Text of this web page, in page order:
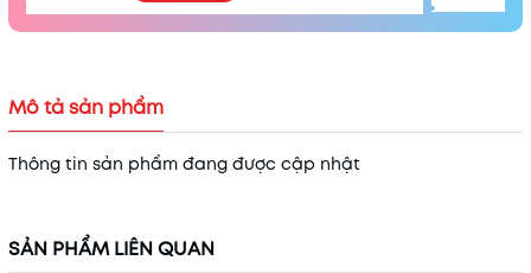
Mô tả sản phẩm
Thông tin sản phẩm đang được cập nhật
SẢN PHẨM LIÊN QUAN